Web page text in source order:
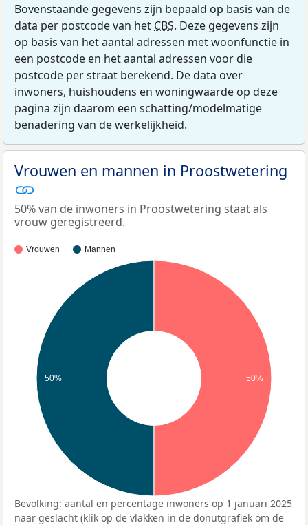
Bovenstaande gegevens zijn bepaald op basis van de
data per postcode van het CBS. Deze gegevens zijn
op basis van het aantal adressen met woonfunctie in
een postcode en het aantal adressen voor die
postcode per straat berekend. De data over
inwoners, huishoudens en woningwaarde op deze
pagina zijn daarom een schatting/modelmatige
benadering van de werkelijkheid.
Vrouwen en mannen in Proostwetering
50% van de inwoners in Proostwetering staat als
vrouw geregistreerd.
Vrouwen Mannen
50% 50%
Bevolking: aantal en percentage inwoners op 1 januari 2025
naar geslacht (klik op de vlakken in de donutgrafiek om de